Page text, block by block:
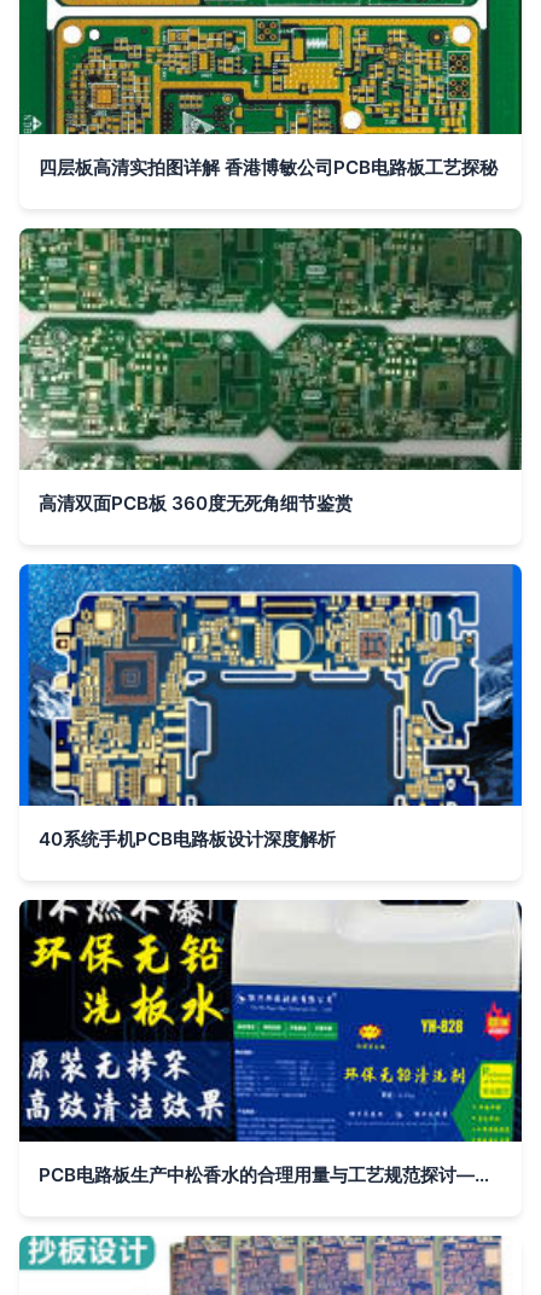
四层板高清实拍图详解 香港博敏公司PCB电路板工艺探秘
高清双面PCB板 360度无死角细节鉴赏
40系统手机PCB电路板设计深度解析
PCB电路板生产中松香水的合理用量与工艺规范探讨——以15kg用量为例